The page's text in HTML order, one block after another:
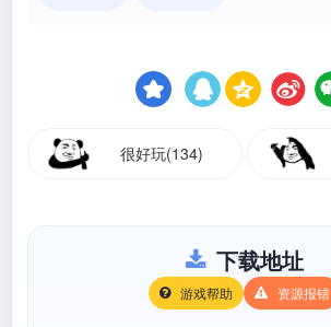
很好玩(134)
下载地址
游戏帮助 资源报错